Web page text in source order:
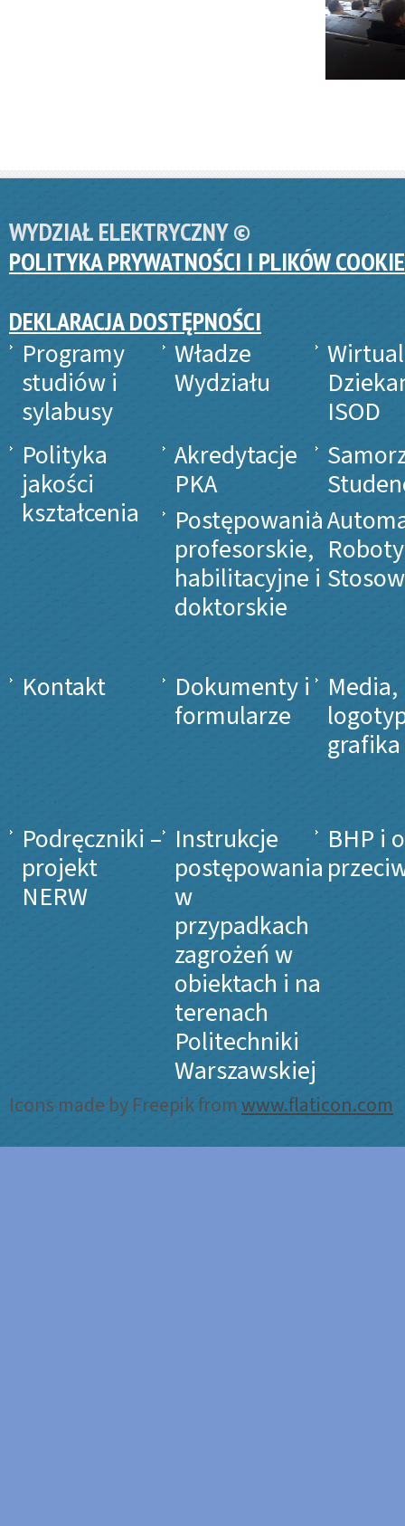
WYDZIAŁ ELEKTRYCZNY ©
POLITYKA PRYWATNOŚCI I PLIKÓW
DEKLARACJA DOSTĘPNOŚCI
Programy
studiów i
sylabusy
Władze
Wydziału
ISOD
Polityka
jakości
kształcenia
Akredytacje
PKA
Postępowania
profesorskie,
habilitacyjne i
doktorskie
Kontakt
Dokumenty i
formularze
Media,
grafika
Podręczniki –
projekt
NERW
Instrukcje
postępowania
w
przypadkach
zagrożeń w
obiektach i na
terenach
Politechniki
Warszawskiej
BHP i
Icons made by Freepik fromwww.flaticon.com